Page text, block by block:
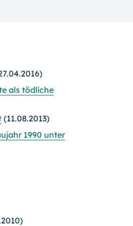
als tödliche
(11.08.2013)
1990 unter